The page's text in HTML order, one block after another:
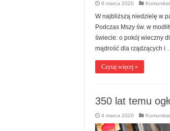
6 marca 2020
W najbliższą niedzielę w
Podczas Mszy św. w
świecie: o pokój wieczny
mądrość dla rządzących i
Czytaj więcej »
350 lat temu
4 marca 2020